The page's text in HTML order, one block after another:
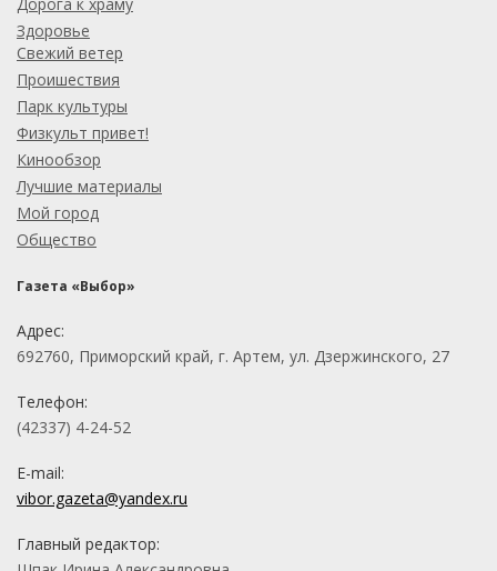
Здоровье
Свежий ветер
Проишествия
Парк культуры
Физкульт привет!
Кинообзор
Лучшие материалы
Мой город
Общество
Газета «Выбор»
Адрес:
692760, Приморский край, г. Артем, ул. Дзержинского, 27
Телефон:
(42337) 4-24-52
E-mail:
vibor.gazeta@yandex.ru
Главный редактор: